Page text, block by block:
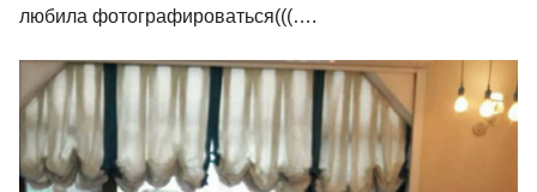
любила фотографироваться(((….